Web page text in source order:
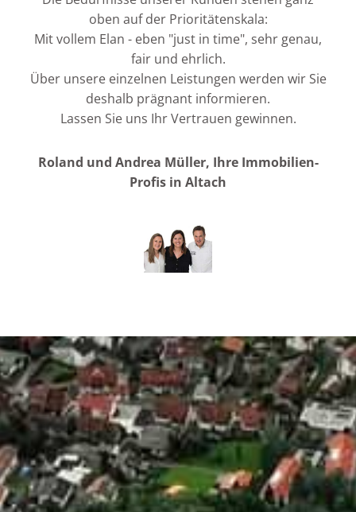
oben auf der Prioritätenskala:
Mit vollem Elan - eben "just in time", sehr genau,
fair und ehrlich.
Über unsere einzelnen Leistungen werden wir Sie
deshalb prägnant informieren.
Lassen Sie uns Ihr Vertrauen gewinnen.
Roland und Andrea Müller, Ihre Immobilien-
Profis in Altach